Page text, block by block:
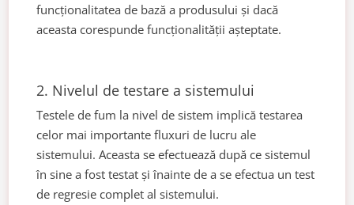
funcționalitatea de bază a produsului și dacă
aceasta corespunde funcționalității așteptate.
2. Nivelul de testare a sistemului
Testele de fum la nivel de sistem implică testarea
celor mai importante fluxuri de lucru ale
sistemului. Aceasta se efectuează după ce sistemul
în sine a fost testat și înainte de a se efectua un test
de regresie complet al sistemului.